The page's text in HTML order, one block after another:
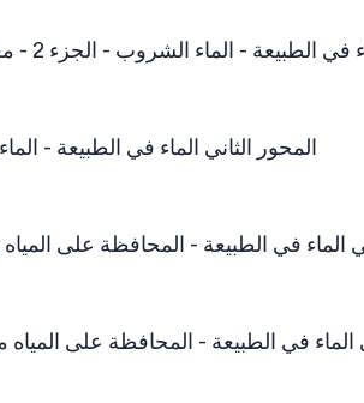
الماء الشروب - الجزء 2 - معالجة مياه السدود و العيون الطبيعية
المحور الثاني الماء في الطبيعة - الماء الشروب
في الطبيعة - المحافظة على المياه من
في الطبيعة - المحافظة على المياه من التلوث -